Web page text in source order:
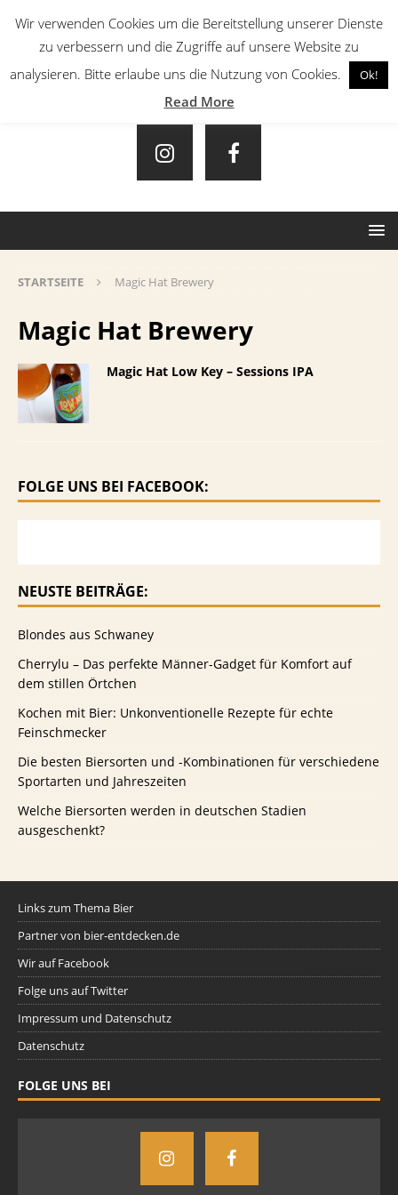
STARTSEITE Magic Hat Brewery
Magic Hat Brewery
Magic Hat Low Key – Sessions IPA
FOLGE UNS BEI FACEBOOK:
NEUSTE BEITRÄGE:
Blondes aus Schwaney
Cherrylu – Das perfekte Männer-Gadget für Komfort auf
dem stillen Örtchen
Kochen mit Bier: Unkonventionelle Rezepte für echte
Feinschmecker
Die besten Biersorten und -Kombinationen für verschiedene
Sportarten und Jahreszeiten
Welche Biersorten werden in deutschen Stadien
ausgeschenkt?
Links zum Thema Bier
Partner von bier-entdecken.de
Wir auf Facebook
Folge uns auf Twitter
Impressum und Datenschutz
Datenschutz
FOLGE UNS BEI
Wir verwenden Cookies um die Bereitstellung unserer Dienste
zu verbessern und die Zugriffe auf unsere Website zu
analysieren. Bitte erlaube uns die Nutzung von Cookies.
Ok!
Read More